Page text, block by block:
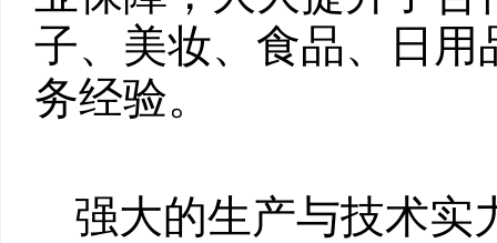
子、美妆、食品、日
务经验。
强大的生产与技术实